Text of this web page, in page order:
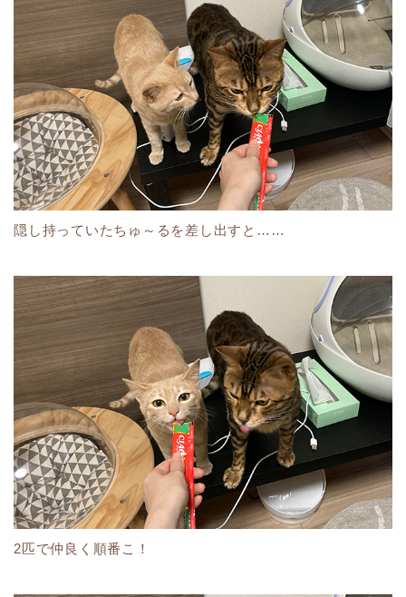
隠し持っていたちゅ～るを差し出すと……
2匹で仲良く順番こ！